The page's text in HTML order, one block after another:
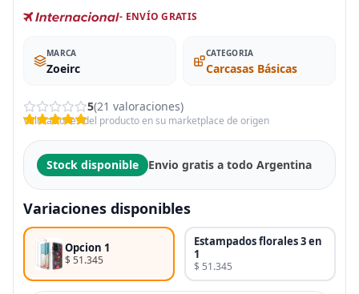
- ENVÍO GRATIS
MARCA
Zoeirc
CATEGORIA
Carcasas Básicas
5(21 valoraciones)
Valoraciones del producto en su marketplace de origen
Stock disponible Envio gratis a todo Argentina
Variaciones disponibles
Opcion 1
$ 51.345
Estampados florales 3 en
1
$ 51.345